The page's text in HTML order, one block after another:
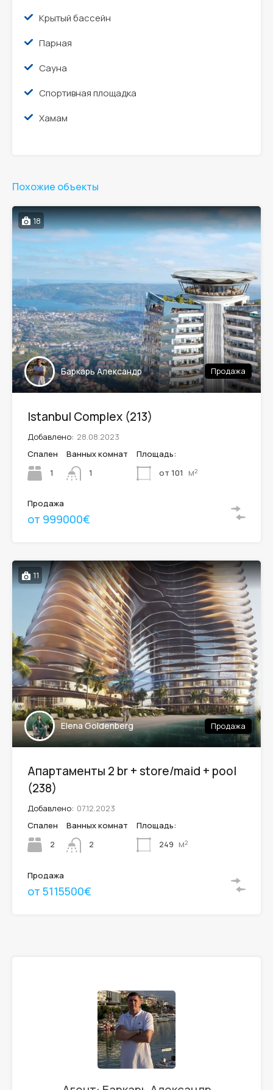
Крытый бассейн
Парная
Сауна
Спортивная площадка
Хамам
Похожие объекты
18
Баркарь Александр Продажа
Istanbul Complex (213)
Добавлено: 28.08.2023
Спален
1
Ванных комнат
1
Площадь:
от 101
м²
Продажа
от 999000€
11
Elena Goldenberg Продажа
Апартаменты 2 br + store/maid + pool
(238)
Добавлено: 07.12.2023
Спален
2
Ванных комнат
2
Площадь:
249 м²
Продажа
от 5115500€